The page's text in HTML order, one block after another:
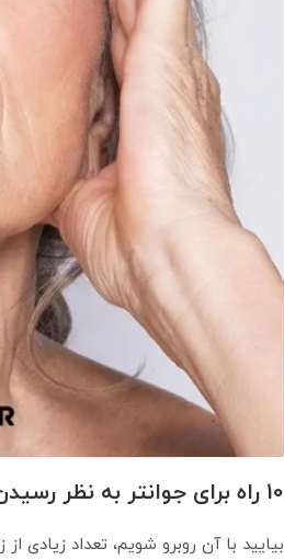
10 راه برای جوانتر به نظر رسیدن بدون جراحی ...
بیایید با آن روبرو شویم، تعداد زیادی